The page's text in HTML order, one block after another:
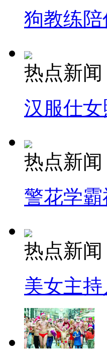
狗教练
热点新闻
汉服仕
热点新闻
警花学
热点新闻
美女主